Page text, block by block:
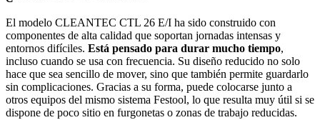
El modelo CLEANTEC CTL 26 E/I ha sido construido con
componentes de alta calidad que soportan jornadas intensas y
entornos difíciles. Está pensado para durar mucho tiempo,
incluso cuando se usa con frecuencia. Su diseño reducido no solo
hace que sea sencillo de mover, sino que también permite guardarlo
sin complicaciones. Gracias a su forma, puede colocarse junto a
otros equipos del mismo sistema Festool, lo que resulta muy útil si se
dispone de poco sitio en furgonetas o zonas de trabajo reducidas.